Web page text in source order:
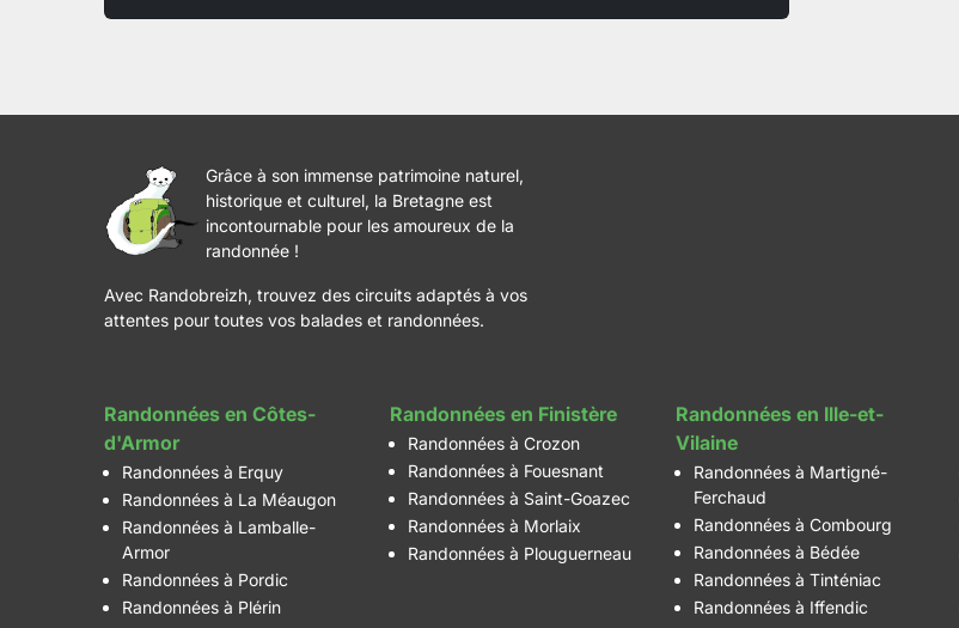
Grâce à son immense patrimoine naturel,
historique et culturel, la Bretagne est
incontournable pour les amoureux de la
randonnée !
Avec Randobreizh, trouvez des circuits adaptés à vos
attentes pour toutes vos balades et randonnées.
Randonnées en Côtes-
d'Armor
Randonnées à Erquy
Randonnées à La Méaugon
Randonnées à Lamballe-
Armor
Randonnées à Pordic
Randonnées à Plérin
Randonnées en Finistère
Randonnées à Crozon
Randonnées à Fouesnant
Randonnées à Saint-Goazec
Randonnées à Morlaix
Randonnées à Plouguerneau
Randonnées en Ille-et-
Vilaine
Randonnées à Martigné-
Ferchaud
Randonnées à Combourg
Randonnées à Bédée
Randonnées à Tinténiac
Randonnées à Iffendic